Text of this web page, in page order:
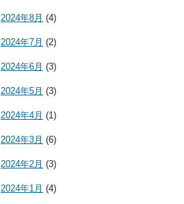
2024年8月 (4)
2024年7月 (2)
2024年6月 (3)
2024年5月 (3)
2024年4月 (1)
2024年3月 (6)
2024年2月 (3)
2024年1月 (4)